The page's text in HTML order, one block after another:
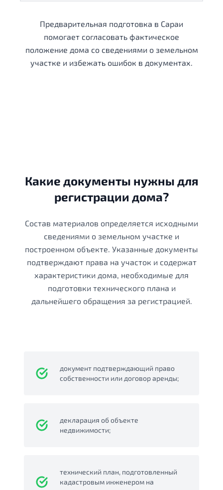
Предварительная подготовка в Сараи
помогает согласовать фактическое
положение дома со сведениями о земельном
участке и избежать ошибок в документах.
Какие документы нужны для
регистрации дома?
Состав материалов определяется исходными
сведениями о земельном участке и
построенном объекте. Указанные документы
подтверждают права на участок и содержат
характеристики дома, необходимые для
подготовки технического плана и
дальнейшего обращения за регистрацией.
документ подтверждающий право
собственности или договор аренды;
декларация об объекте
недвижимости;
технический план, подготовленный
кадастровым инженером на